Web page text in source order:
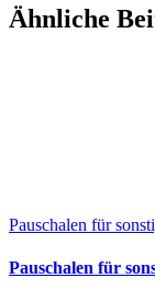
Facebook
X
LinkedIn
WhatsApp
Xing
E-
Mail
Ähnliche
Pauschalen für
Pauschalen für